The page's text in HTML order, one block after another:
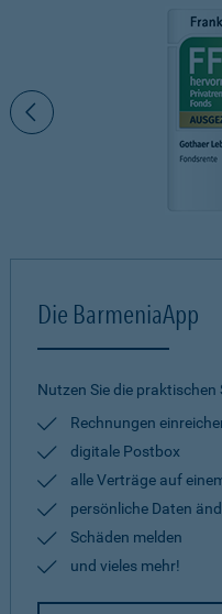
Die BarmeniaApp
Nutzen Sie die
Rechnungen
digitale Postbox
alle Verträge auf
persönliche Daten
Schäden melden
und vieles mehr!